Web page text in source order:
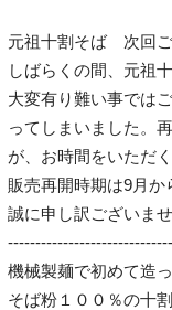
元祖十割そば 次回ご
しばらくの間、元祖
大変有り難い事では
ってしまいました。
が、お時間をいただ
販売再開時期は9月か
誠に申し訳ございま
機械製麺で初めて造
そば粉１００％の十